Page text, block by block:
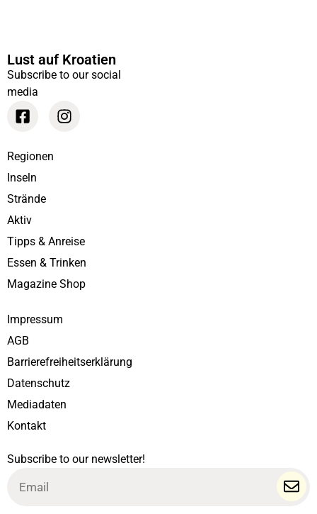
Lust auf Kroatien
Subscribe to our social
media
Regionen
Inseln
Strände
Aktiv
Tipps & Anreise
Essen & Trinken
Magazine Shop
Impressum
AGB
Barrierefreiheitserklärung
Datenschutz
Mediadaten
Kontakt
Subscribe to our newsletter!